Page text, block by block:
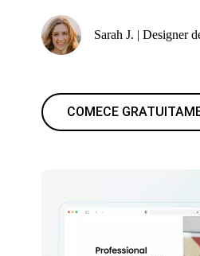
Sarah J. | Designer
COMECE